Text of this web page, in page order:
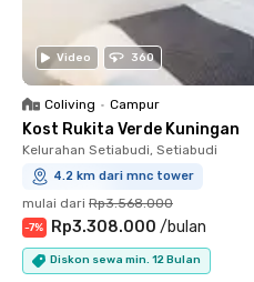
Video 360
Coliving • Campur
Kost Rukita Verde Kuningan
Kelurahan Setiabudi, Setiabudi
4.2 km dari mnc tower
mulai dari Rp3.568.000
-7% Rp3.308.000 /bulan
Diskon sewa min. 12 Bulan